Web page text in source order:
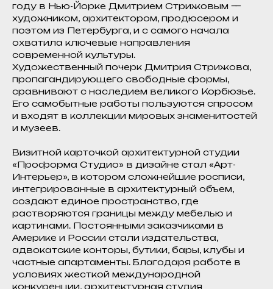
году в Нью-Йорке Дмитрием Стрижовым —
художником, архитектором, продюсером и
поэтом из Петербурга, и с самого начала
охватила ключевые направления
современной культуры.
Художественный почерк Дмитрия Стрижова,
пропагандирующего свободные формы,
сравнивают с наследием великого Корбюзье.
Его самобытные работы пользуются спросом
и входят в коллекции мировых знаменитостей
и музеев.
Визитной карточкой архитектурной студии
«Проформа Студио» в дизайне стал «Арт-
Интерьер», в котором сложнейшие росписи,
интегрированные в архитектурный объем,
создают единое пространство, где
растворяются границы между мебелью и
картинами. Постоянными заказчиками в
Америке и России стали издательства,
адвокатские конторы, бутики, бары, клубы и
частные апартаменты. Благодаря работе в
условиях жесткой международной
конкуренции, архитектурная студия